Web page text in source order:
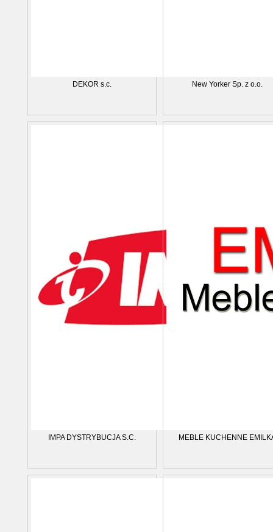
DEKOR s.c. New Yorker Sp. z o.o.
IMPA DYSTRYBUCJA S.C. MEBLE KUCHENNE